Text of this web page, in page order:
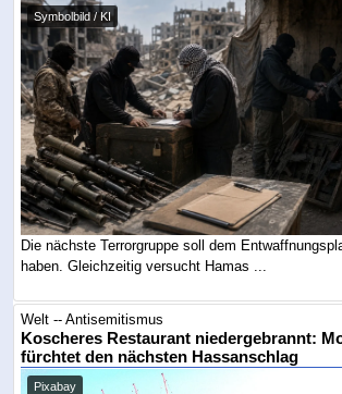
Symbolbild / KI
Die nächste Terrorgruppe soll dem
haben. Gleichzeitig versucht Hamas ...
Welt -- Antisemitismus
Koscheres Restaurant niedergebrannt:
fürchtet den nächsten Hassanschlag
Pixabay